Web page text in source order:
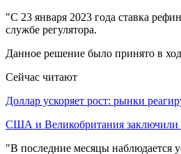
"С 23 января 2023 года ставка
службе регулятора.
Данное решение было принято в
Сейчас читают
Доллар ускоряет рост: рынки
США и Великобритания заключили
"В последние месяцы наблюдается